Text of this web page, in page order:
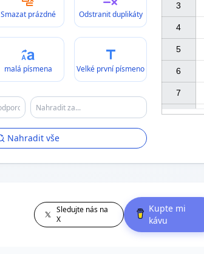
Smazat prázdné Odstranit duplikáty
malá písmena Velké první písmeno
Nahradit vše
3
4
5
6
7
Sledujte nás na
X
Kupte mi
kávu